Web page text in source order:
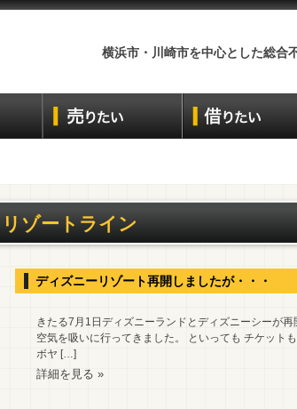
横浜市・川崎市を中心とした総合
リゾートライン
ディズニーリゾート再開しましたが・・・
きたる7月1日ディズニーランドとディズニーシーが
空気を吸いに行ってきました。 といっても チケット
ボヤ […]
詳細を見る »